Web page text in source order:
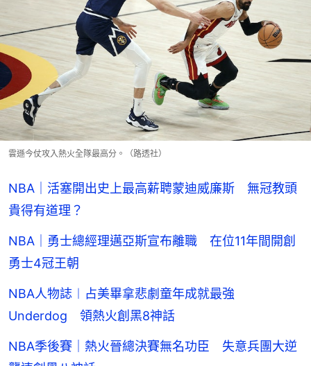
雲遜今仗攻入熱火全隊最高分。（路透社）
NBA｜活塞開出史上最高薪聘蒙迪威廉斯 無冠教頭
貴得有道理？
NBA｜勇士總經理邁亞斯宣布離職 在位11年間開創
勇士4冠王朝
NBA人物誌︱占美畢拿悲劇童年成就最強
Underdog 領熱火創黑8神話
NBA季後賽｜熱火晉總決賽無名功臣 失意兵團大逆